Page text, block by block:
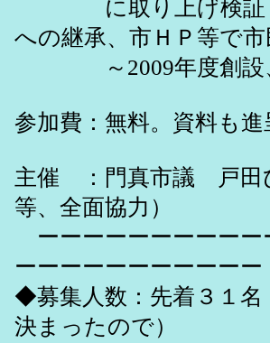
に取り上げ検証し
への継承、市ＨＰ等で
～2009年度創設、
参加費：無料。資料も進
主催 ：門真市議 戸田
等、全面協力）
ーーーーーーーーーー
ーーーーーーーーーーー
◆募集人数：先着３１名
決まったので）